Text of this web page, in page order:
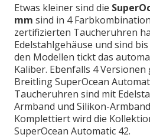
Etwas kleiner sind die
mm sind in 4
zertifizierten Taucheruhren
Edelstahlgehäuse und sind
den Modellen tickt das
Kaliber. Ebenfalls 4
Breitling SuperOcean
Taucheruhren sind mit
Armband und Silikon-
Komplettiert wird die
SuperOcean Automatic 42.